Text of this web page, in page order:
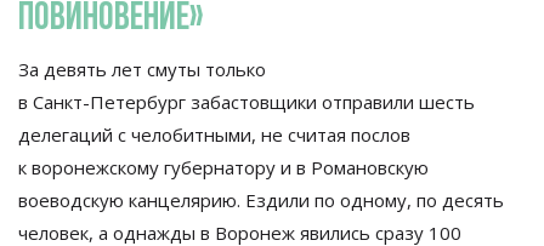
повиновение»
За девять лет смуты только
в Санкт-Петербург забастовщики отправили шесть
делегаций с челобитными, не считая послов
к воронежскому губернатору и в Романовскую
воеводскую канцелярию. Ездили по одному, по десять
человек, а однажды в Воронеж явились сразу 100